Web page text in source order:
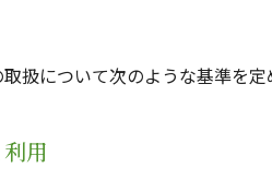
扱について次のような基準を
用